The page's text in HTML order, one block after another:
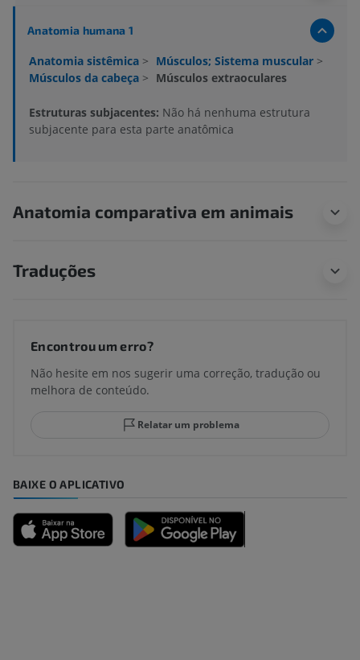
Anatomia humana 1
Anatomia sistêmica > Músculos; Sistema muscular >
Músculos da cabeça > Músculos extraoculares
Estruturas subjacentes: Não há nenhuma estrutura
subjacente para esta parte anatômica
Anatomia comparativa em animais
Traduções
Encontrou um erro?
Não hesite em nos sugerir uma correção, tradução ou
melhora de conteúdo.
Relatar um problema
BAIXE O APLICATIVO